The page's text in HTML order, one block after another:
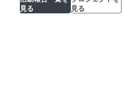
ディング（キャ
見る
見る